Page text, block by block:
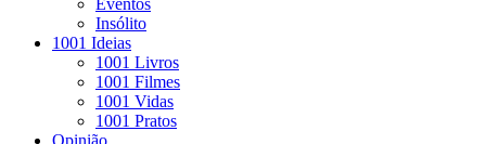
Eventos
Insólito
1001 Ideias
1001 Livros
1001 Filmes
1001 Vidas
1001 Pratos
Opinião